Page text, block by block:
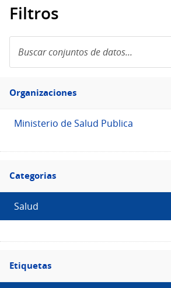
Filtros
conjuntos
de
Filtro
Organizaciones
Organizaciones
Ministerio de Salud Publica
Filtro
Categorias
Categorias
Salud
Filtro
Etiquetas
Etiquetas